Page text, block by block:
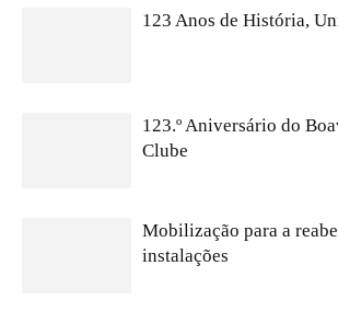
123 Anos de História,
123.º Aniversário do
Clube
Mobilização para a
instalações